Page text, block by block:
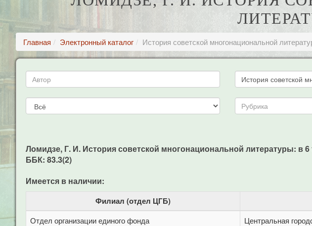
Главная Электронный каталог История советской многонациональной
Ломидзе, Г. И. История советской многонациональной литературы: в
ББК: 83.3(2)
Имеется в наличии:
Филиал (отдел ЦГБ)
Отдел организации единого фонда Центральная